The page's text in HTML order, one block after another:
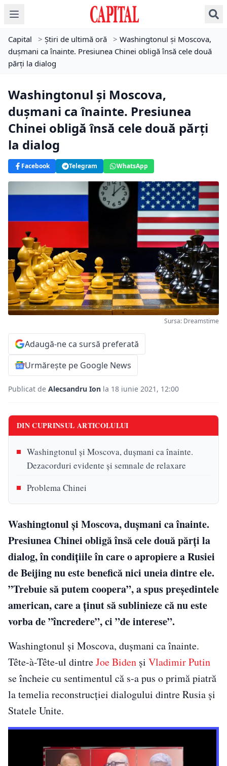
Capital > Știri de ultimă oră > Washingtonul și Moscova,
duşmani ca înainte. Presiunea Chinei obligă însă cele două
părți la dialog
Washingtonul și Moscova,
duşmani ca înainte. Presiunea
Chinei obligă însă cele două părți
la dialog
Facebook Telegram WhatsApp
Sursa: Dreamstime
Adaugă-ne ca sursă preferată
Urmărește pe Google News
Publicat de Alecsandru Ion la 18 iunie 2021, 12:00
DIN CUPRINSUL ARTICOLULUI
Washingtonul și Moscova, duşmani ca înainte.
Dezacorduri evidente și semnale de relaxare
Problema Chinei
Washingtonul și Moscova, duşmani ca înainte.
Presiunea Chinei obligă însă cele două părți la
dialog, în condițiile în care o apropiere a Rusiei
de Beijing nu este benefică nici uneia dintre ele.
”Trebuie să putem coopera”, a spus președintele
american, care a ținut să sublinieze că nu este
vorba de ”încredere”, ci ”de interese”.
Washingtonul și Moscova, duşmani ca înainte.
Tête-à-Tête-ul dintreJoe Biden și Vladimir Putin
se încheie cu sentimentul că s-a pus o primă piatră
la temelia reconstrucției dialogului dintre Rusia și
Statele Unite.